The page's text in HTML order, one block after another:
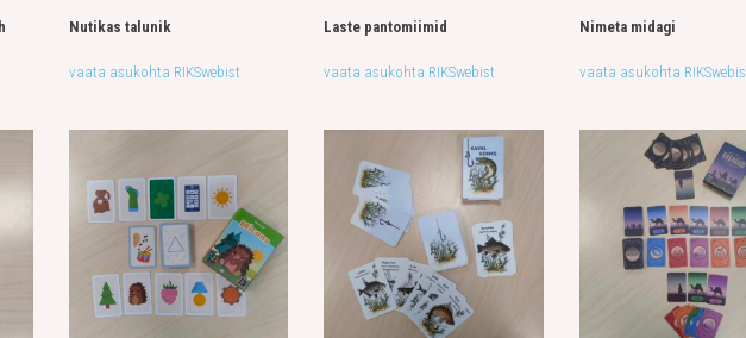
Nutikas talunik
vaata asukohta RIKSwebist
Laste pantomiimid
vaata asukohta RIKSwebist
Nimeta midagi
vaata asukohta